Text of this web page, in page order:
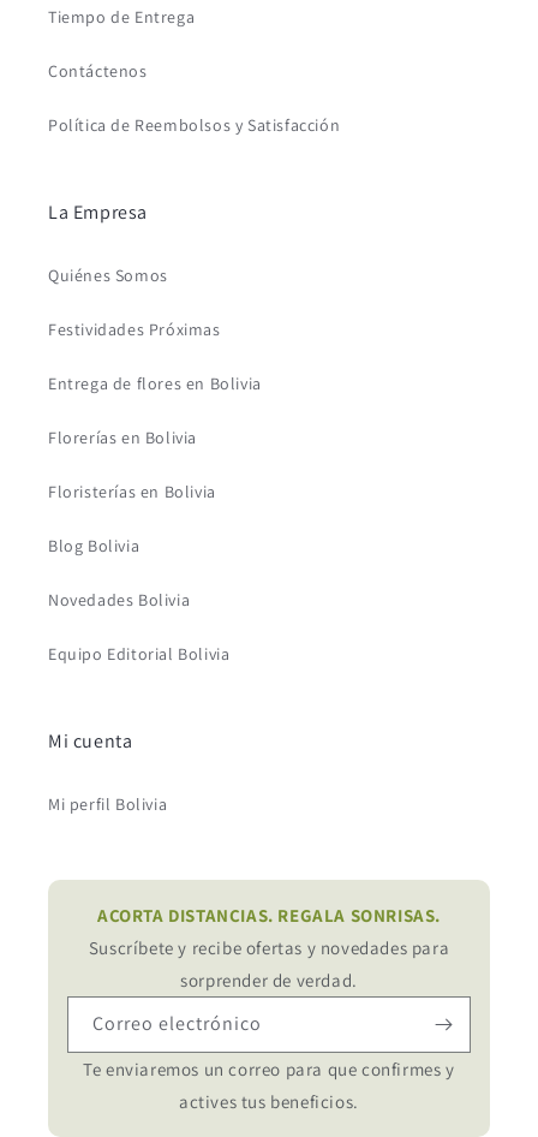
Tiempo de Entrega
Contáctenos
Política de Reembolsos y Satisfacción
La Empresa
Quiénes Somos
Festividades Próximas
Entrega de flores en Bolivia
Florerías en Bolivia
Floristerías en Bolivia
Blog Bolivia
Novedades Bolivia
Equipo Editorial Bolivia
Mi cuenta
Mi perfil Bolivia
ACORTA DISTANCIAS. REGALA SONRISAS.
Suscríbete y recibe ofertas y novedades para
sorprender de verdad.
Correo electrónico
Te enviaremos un correo para que confirmes y
actives tus beneficios.